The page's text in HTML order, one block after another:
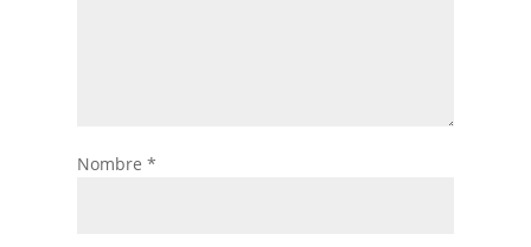
Nombre *